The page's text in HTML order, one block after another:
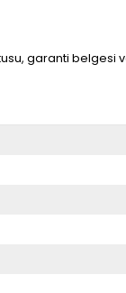
garanti belgesi